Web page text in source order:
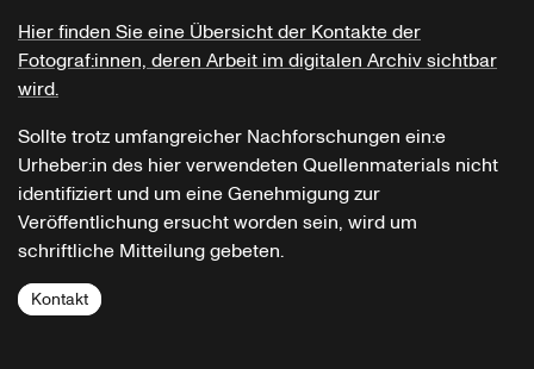
Hier finden Sie eine Übersicht der Kontakte der
Fotograf:innen, deren Arbeit im digitalen Archiv sichtbar
wird.
Sollte trotz umfangreicher Nachforschungen ein:e
Urheber:in des hier verwendeten Quellenmaterials nicht
identifiziert und um eine Genehmigung zur
Veröffentlichung ersucht worden sein, wird um
schriftliche Mitteilung gebeten.
Kontakt